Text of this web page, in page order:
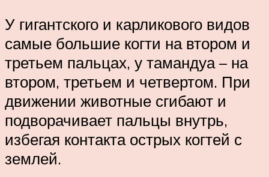
У гигантского и карликового видов
самые большие когти на втором и
третьем пальцах, у тамандуа – на
втором, третьем и четвертом. При
движении животные сгибают и
подворачивает пальцы внутрь,
избегая контакта острых когтей с
землей.